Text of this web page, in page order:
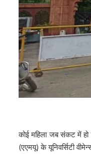
कोई महिला जब संकट में हो
(एएमयू) के यूनिवर्सिटी